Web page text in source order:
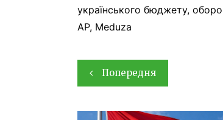
українського бюджету,
AP, Meduza
Навігація
записів
Попередня